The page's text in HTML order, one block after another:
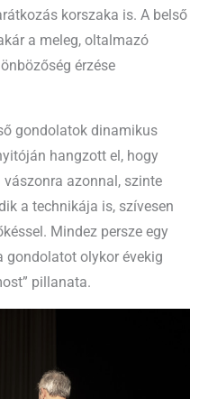
korszaka is. A belső
a meleg, oltalmazó
érzése
gondolatok dinamikus
hangzott el, hogy
vászonra azonnal, szinte
a technikája is, szívesen
Mindez persze egy
gondolatot olykor évekig
pillanata.